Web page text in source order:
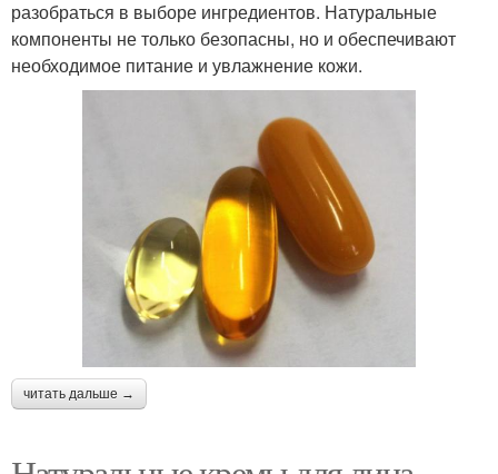
разобраться в выборе ингредиентов. Натуральные
компоненты не только безопасны, но и обеспечивают
необходимое питание и увлажнение кожи.
читать дальше →